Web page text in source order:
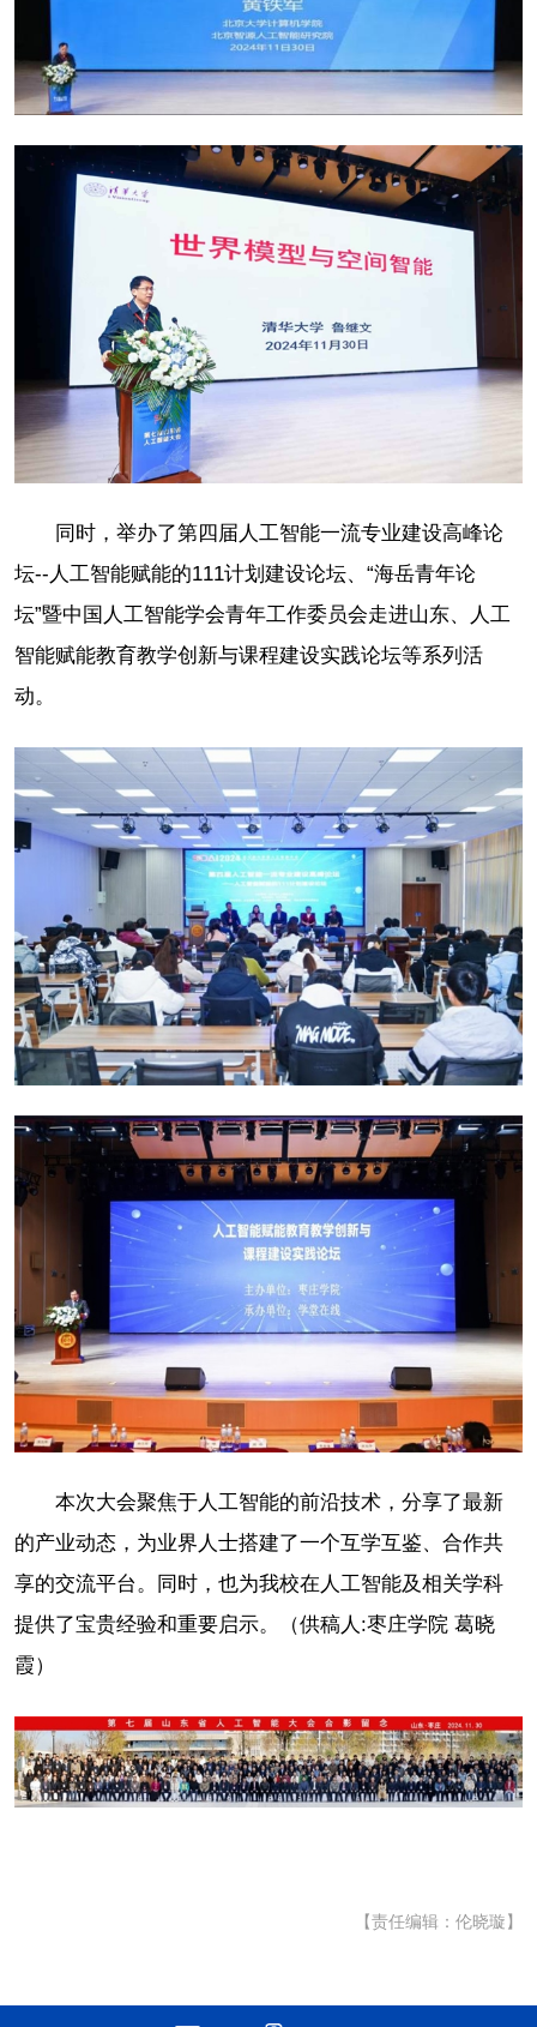
同时，举办了第四届人工智能一流专业建设高峰论
坛--人工智能赋能的111计划建设论坛、“海岳青年论
坛”暨中国人工智能学会青年工作委员会走进山东、人工
智能赋能教育教学创新与课程建设实践论坛等系列活
动。
本次大会聚焦于人工智能的前沿技术，分享了最新
的产业动态，为业界人士搭建了一个互学互鉴、合作共
享的交流平台。同时，也为我校在人工智能及相关学科
提供了宝贵经验和重要启示。（供稿人:枣庄学院 葛晓
霞）
【责任编辑：伦晓璇】